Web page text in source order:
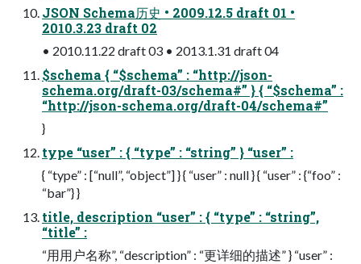
JSON Schema历史 • 2009.12.5 draft 01 •
2010.3.23 draft 02
• 2010.11.22 draft 03 • 2013.1.31 draft 04
$schema { “$schema” : “http://json-
schema.org/draft-03/schema#” } { “$schema” :
“http://json-schema.org/draft-04/schema#”
}
type “user” : { “type” : “string” } “user” :
{ “type” : [“null”, “object”] } { “user” : null } { “user” : {“foo” :
“bar”} }
title, description “user” : { “type” : “string”,
“title” :
“⽤用户名称”, “description” : “更详细的描述” } “user” :